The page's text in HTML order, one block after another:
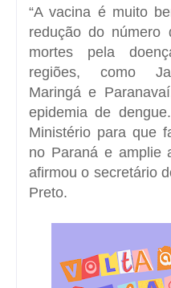
“A vacina é muito
redução do número
mortes pela
regiões, como
Maringá e
epidemia de
Ministério para que
no Paraná e amplie
afirmou o secretário
Preto.